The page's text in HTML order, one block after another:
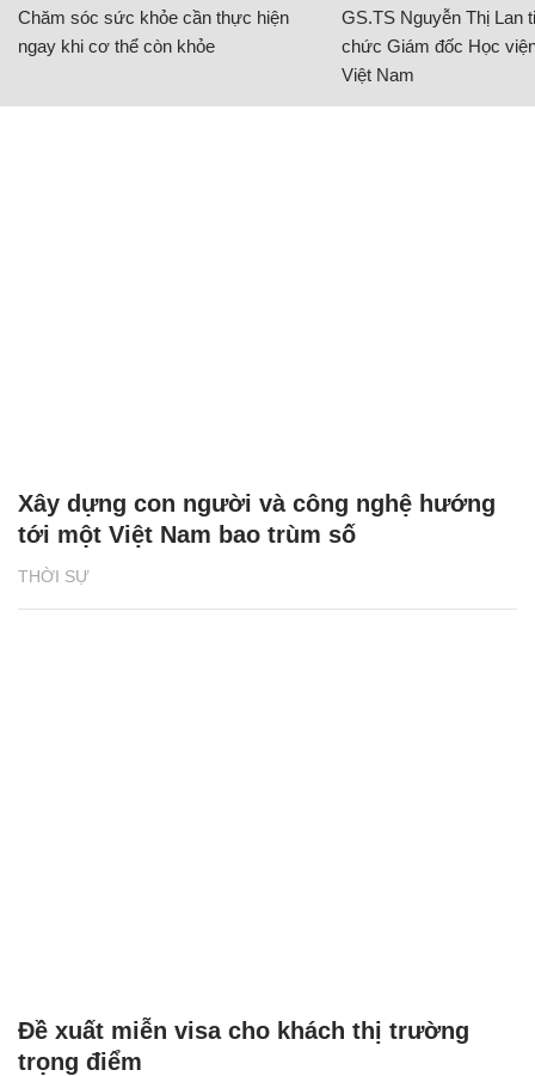
Chăm sóc sức khỏe cần thực hiện
ngay khi cơ thể còn khỏe
GS.TS Nguyễn Thị Lan
chức Giám đốc Học
Việt Nam
THỜI SỰ
Xây dựng con người và công nghệ hướng
tới một Việt Nam bao trùm số
Đề xuất miễn visa cho khách thị trường
trọng điểm